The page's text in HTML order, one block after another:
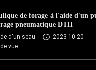
de forage à l'aide d'un
pneumatique DTH
d'un seau
2023-10-20
vue